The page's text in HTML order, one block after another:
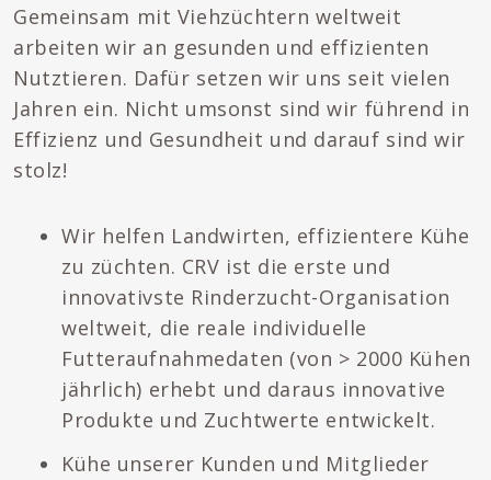
Gemeinsam mit Viehzüchtern weltweit
arbeiten wir an gesunden und effizienten
Nutztieren. Dafür setzen wir uns seit vielen
Jahren ein. Nicht umsonst sind wir führend in
Effizienz und Gesundheit und darauf sind wir
stolz!
Wir helfen Landwirten, effizientere Kühe
zu züchten. CRV ist die erste und
innovativste Rinderzucht-Organisation
weltweit, die reale individuelle
Futteraufnahmedaten (von > 2000 Kühen
jährlich) erhebt und daraus innovative
Produkte und Zuchtwerte entwickelt.
Kühe unserer Kunden und Mitglieder